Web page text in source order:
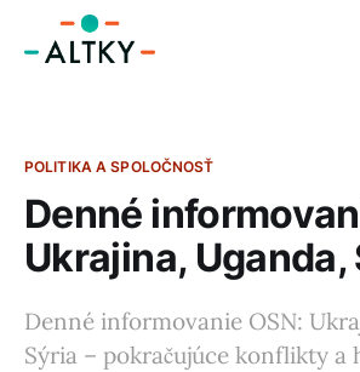
POLITIKA A SPOLOČNOSŤ
Denné
Ukrajina, Uganda,
Denné informovanie OSN:
Sýria – pokračujúce konflikty a